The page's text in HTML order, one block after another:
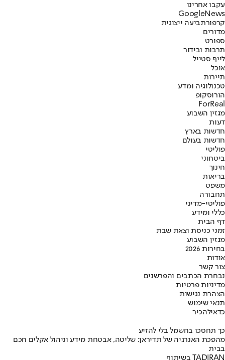
עקבו אחרינו
Googl eNews
קרפורתביעה ייצוגית
מדורים
ספורט
תרבות ובידור
לייף סטייל
אוכל
תיירות
טכנולוגיה ומדע
הורוסקופ
ForReal
מגזין השבוע
דעות
חדשות בארץ
חדשות בעולם
פוליטי
ביטחוני
חינוך
בריאות
משפט
תחבורה
פוליטי-מדיני
כללי ומידע
דף הבית
זמני כניסת וצאת שבת
מגזין השבוע
בחירות 2026
אודות
צור קשר
נבחרת הכתבים והפרשנים
מדיניות פרטיות
הצהרת נגישות
תנאי שימוש
כדאילהכיר
כך תחסכו בחשמל בלי להזיע
מהפכת האנרגיה של תדיראן: שליטה, אבטחת מידע וניהול אקלים חכם
בבית
בשיתוף TADIRAN